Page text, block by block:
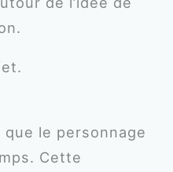
le personnage
Cette